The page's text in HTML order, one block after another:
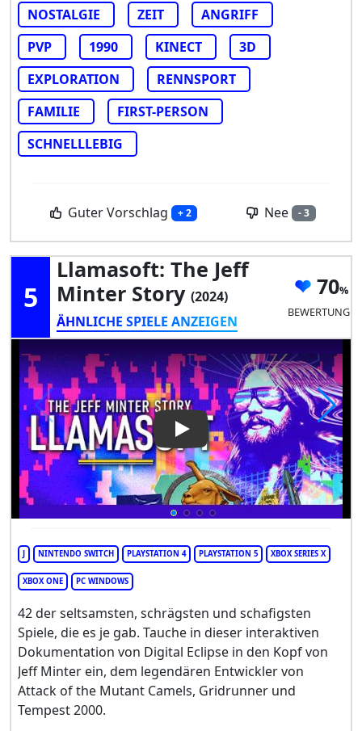
NOSTALGIE
ZEIT
ANGRIFF
PVP
1990 KINECT
3D
EXPLORATION
RENNSPORT
FAMILIE
FIRST-PERSON
SCHNELLLEBIG
Guter Vorschlag + 2 Nee - 3
5
Llamasoft: The Jeff
Minter Story (2024)
ÄHNLICHE SPIELE ANZEIGEN
70
BEWERTUNG
Play Video: Llamasoft: The
J NINTENDO SWITCH PLAYSTATION 4 PLAYSTATION 5 XBOX SERIES X
XBOX ONE PC WINDOWS
42 der seltsamsten, schrägsten und schafigsten
Spiele, die es je gab. Tauche in dieser interaktiven
Dokumentation von Digital Eclipse in den Kopf von
Jeff Minter ein, dem legendären Entwickler von
Attack of the Mutant Camels, Gridrunner und
Tempest 2000.